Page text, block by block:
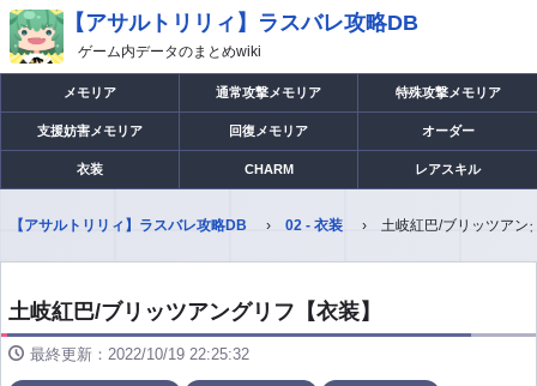
【アサルトリリィ】ラスバレ攻略DB
ゲーム内データのまとめwiki
メモリア 通常攻撃メモリア 特殊攻撃メモリア
支援妨害メモリア 回復メモリア オーダー
衣装 CHARM レアスキル
【アサルトリリィ】ラスバレ攻略DB 02 - 衣装 土岐紅巴/ブリッツアン
土岐紅巴/ブリッツアングリフ【衣装】
最終更新：2022/10/19 22:25:32